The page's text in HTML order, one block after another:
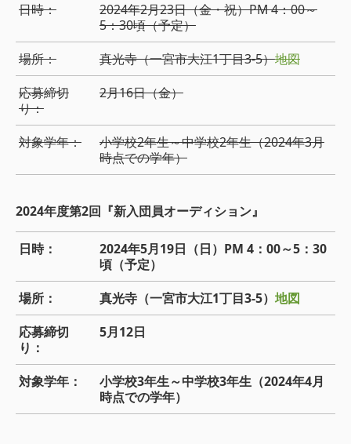
日時：
2024年2月23日（金・祝）PM 4：00～
5：30頃（予定）
場所：
真光寺（一宮市大江1丁目3-5）地図
応募締切
り：
2月16日（金）
対象学年：
小学校2年生～中学校2年生（2024年3月
時点での学年）
2024年度第2回『新入団員オーディション』
日時：
2024年5月19日（日）PM 4：00～5：30
頃（予定）
場所：
真光寺（一宮市大江1丁目3-5） 地図
応募締切
り：
5月12日
対象学年：
小学校3年生～中学校3年生（2024年4月
時点での学年）